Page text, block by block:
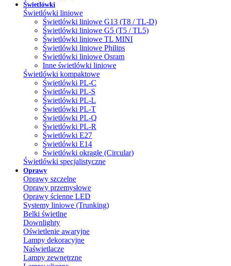
Świetlówki
Świetlówki liniowe
Świetlówki liniowe G13 (T8 / TL-D)
Świetlówki liniowe G5 (T5 / TL5)
Świetlówki liniowe TL MINI
Świetlówki liniowe Philips
Świetlówki liniowe Osram
Inne świetlówki liniowe
Świetlówki kompaktowe
Świetlówki PL-C
Świetlówki PL-S
Świetlówki PL-L
Świetlówki PL-T
Świetlówki PL-Q
Świetlówki PL-R
Świetlówki E27
Świetlówki E14
Świetlówki okrągłe (Circular)
Świetlówki specjalistyczne
Oprawy
Oprawy szczelne
Oprawy przemysłowe
Oprawy ścienne LED
Systemy liniowe (Trunking)
Belki świetlne
Downlighty
Oświetlenie awaryjne
Lampy dekoracyjne
Naświetlacze
Lampy zewnętrzne